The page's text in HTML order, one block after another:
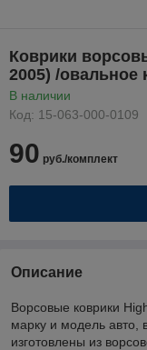
Коврики
2005) /овальное
В наличии
Код: 15-063-000-0109
90 руб./комплект
Описание
Ворсовые коврики
марку и модель авто,
изготовлены из